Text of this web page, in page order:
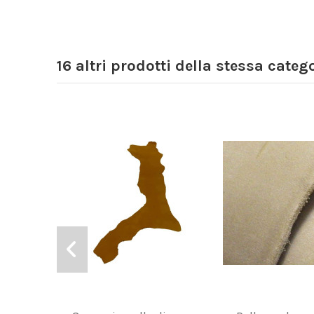
16 altri prodotti della stessa